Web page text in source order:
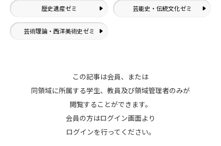
歴史遺産ゼミ 芸能史・伝統文化ゼミ
芸術理論・西洋美術史ゼミ
この記事は会員、または
同領域に所属する学生、教員及び領域管理者のみが
閲覧することができます。
会員の方はログイン画面より
ログインを行ってください。